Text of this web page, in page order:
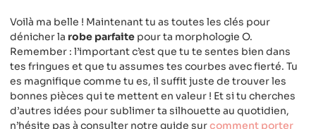
Voilà ma belle ! Maintenant tu as toutes les clés pour
dénicher la robe parfaite pour ta morphologie O.
Remember : l’important c’est que tu te sentes bien dans
tes fringues et que tu assumes tes courbes avec fierté. Tu
es magnifique comme tu es, il suffit juste de trouver les
bonnes pièces qui te mettent en valeur ! Et si tu cherches
d’autres idées pour sublimer ta silhouette au quotidien,
n’hésite pas à consulter notre guide surcomment porter